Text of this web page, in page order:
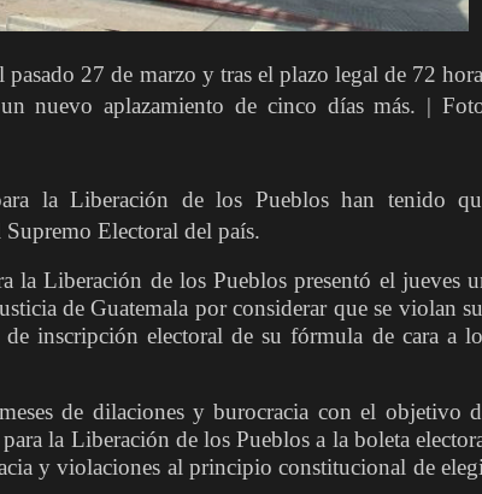
27 de marzo y tras el plazo legal de 72
nuevo aplazamiento de cinco días más. |
la Liberación de los Pueblos han tenido
Electoral del país.
Liberación de los Pueblos presentó el jueves
de Guatemala por considerar que se violan
inscripción electoral de su fórmula de cara a
de dilaciones y burocracia con el objetivo
la Liberación de los Pueblos a la boleta
y violaciones al principio constitucional de